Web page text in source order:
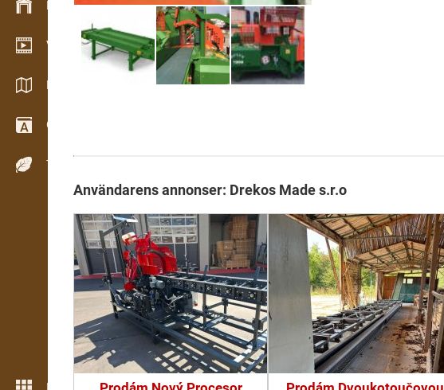
Lagerhantering
Videoshowroom
Kataloger / Broschyrer
Ordbok
Träslag
Användarens annonser: Drekos Made s.r.o